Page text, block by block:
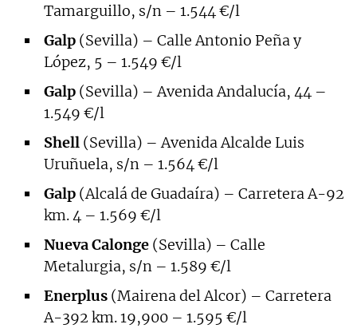
Tamarguillo, s/n – 1.544 €/l
Galp (Sevilla) – Calle Antonio Peña y
López, 5 – 1.549 €/l
Galp (Sevilla) – Avenida Andalucía, 44 –
1.549 €/l
Shell (Sevilla) – Avenida Alcalde Luis
Uruñuela, s/n – 1.564 €/l
Galp (Alcalá de Guadaíra) – Carretera A-92
km. 4 – 1.569 €/l
Nueva Calonge (Sevilla) – Calle
Metalurgia, s/n – 1.589 €/l
Enerplus (Mairena del Alcor) – Carretera
A-392 km. 19,900 – 1.595 €/l